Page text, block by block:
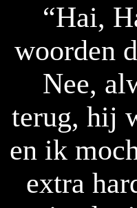
“Hai,
woorden
Nee,
terug, hij
en ik
extra